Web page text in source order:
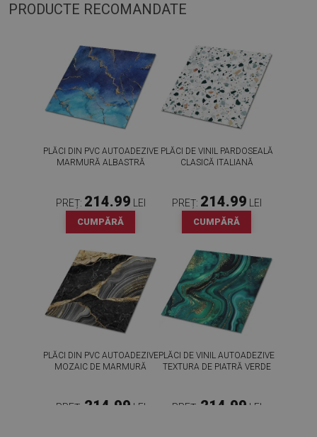
PRODUCTE RECOMANDATE
PLĂCI DIN PVC AUTOADEZIVE
MARMURĂ ALBASTRĂ
PREȚ: 214.99 LEI
CUMPĂRĂ
PLĂCI DE VINIL PARDOSEALĂ
CLASICĂ ITALIANĂ
PREȚ: 214.99 LEI
CUMPĂRĂ
PLĂCI DIN PVC AUTOADEZIVE
MOZAIC DE MARMURĂ
PREȚ: 214.99 LEI
PLĂCI DE VINIL AUTOADEZIVE
TEXTURA DE PIATRĂ VERDE
PREȚ: 214.99 LEI